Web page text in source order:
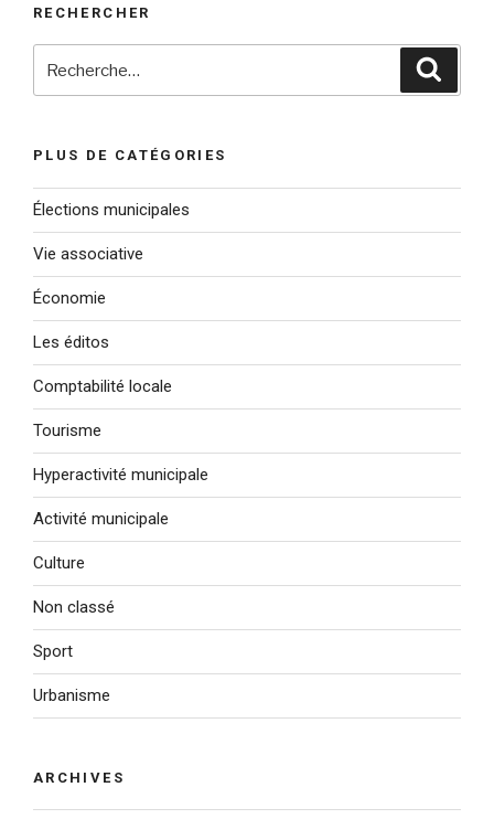
RECHERCHER
PLUS DE CATÉGORIES
Élections municipales
Vie associative
Économie
Les éditos
Comptabilité locale
Tourisme
Hyperactivité municipale
Activité municipale
Culture
Non classé
Sport
Urbanisme
ARCHIVES